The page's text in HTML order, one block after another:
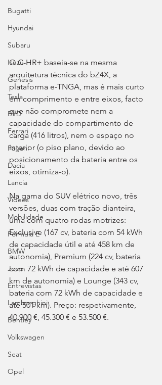
Bugatti
Hyundai
Subaru
Isuzu
Genesis
Tesla
BYD
Ferrari
Pagani
Dacia
Lancia
Videos
Mobilidade
Fórmula E
BMW
Jeep
Entrevistas
Lamborghini
Bentley
Volkswagen
Seat
Opel
O C-HR+ baseia-se na mesma
arquitetura técnica do bZ4X, a
plataforma e-TNGA, mas é mais curto
em comprimento e entre eixos, facto
que não compromete nem a
capacidade do compartimento de
carga (416 litros), nem o espaço no
interior (o piso plano, devido ao
posicionamento da bateria entre os
eixos, otimiza-o).
Na gama do SUV elétrico novo, três
versões, duas com tração dianteira,
uma com quatro rodas motrizes:
Exclusive (167 cv, bateria com 54 kWh
de capacidade útil e até 458 km de
autonomia), Premium (224 cv, bateria
com 72 kWh de capacidade e até 607
km de autonomia) e Lounge (343 cv,
bateria com 72 kWh de capacidade e
até 501 km). Preço: respetivamente,
40.900 €, 45.300 € e 53.500 €.